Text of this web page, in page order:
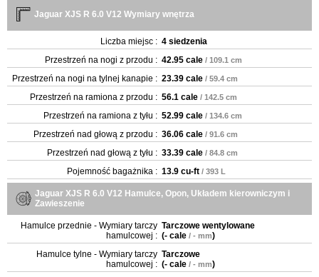
Jaguar XJS R 6.0 V12 Wymiary wnętrza
Liczba miejsc : 4 siedzenia
Przestrzeń na nogi z przodu : 42.95 cale / 109.1 cm
Przestrzeń na nogi na tylnej kanapie : 23.39 cale / 59.4 cm
Przestrzeń na ramiona z przodu : 56.1 cale / 142.5 cm
Przestrzeń na ramiona z tyłu : 52.99 cale / 134.6 cm
Przestrzeń nad głową z przodu : 36.06 cale / 91.6 cm
Przestrzeń nad głową z tyłu : 33.39 cale / 84.8 cm
Pojemność bagażnika : 13.9 cu-ft / 393 L
Jaguar XJS R 6.0 V12 Hamulce, Opon, Układem kierowniczym i
Zawieszenie
Hamulce przednie - Wymiary tarczy
hamulcowej :
Tarczowe wentylowane
(- cale / - mm)
Hamulce tylne - Wymiary tarczy
hamulcowej :
Tarczowe
(- cale / - mm)